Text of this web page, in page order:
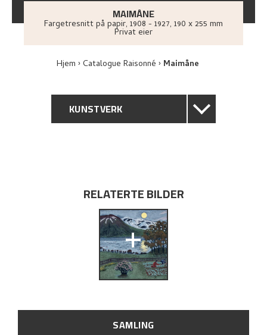
MAIMÅNE
Fargetresnitt på papir, 1908 - 1927, 190 x 255 mm
Privat eier
Hjem Catalogue Raisonné Maimåne
KUNSTVERK
PROVENIENS
UTSTILLINGSHISTORIE
BIBLIOGRAFI
SAMLING
RELATERTE BILDER
+